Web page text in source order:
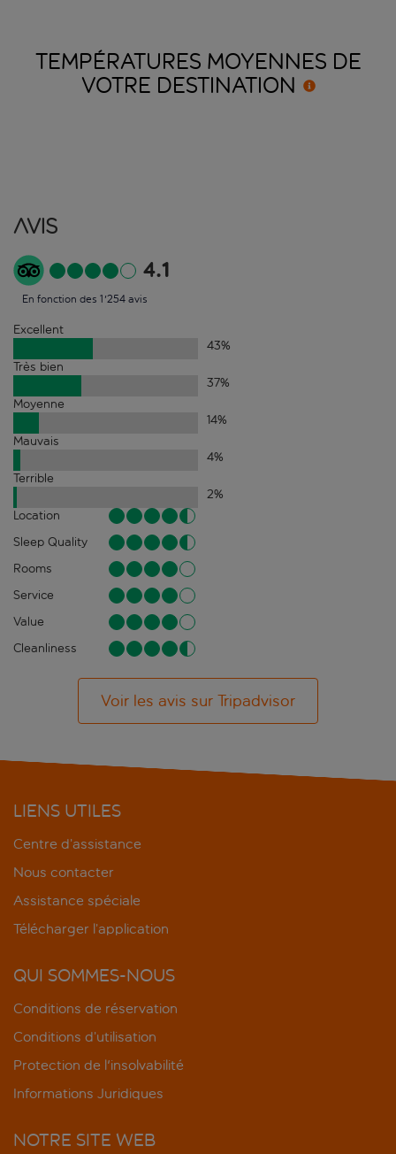
TEMPÉRATURES MOYENNES DE
VOTRE DESTINATION
Avis
4.1
En fonction des 1'254 avis
Excellent
43%
Très bien
37%
Moyenne
14%
Mauvais
4%
Terrible
2%
Location
Sleep Quality
Rooms
Service
Value
Cleanliness
Voir les avis sur Tripadvisor
LIENS UTILES
Centre d’assistance
Nous contacter
Assistance spéciale
Télécharger l’application
QUI SOMMES-NOUS
Conditions de réservation
Conditions d’utilisation
Protection de l'insolvabilité
Informations Juridiques
NOTRE SITE WEB